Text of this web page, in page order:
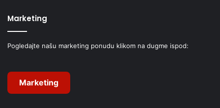
Marketing
Pogledajte našu marketing ponudu klikom na dugme ispod:
Marketing